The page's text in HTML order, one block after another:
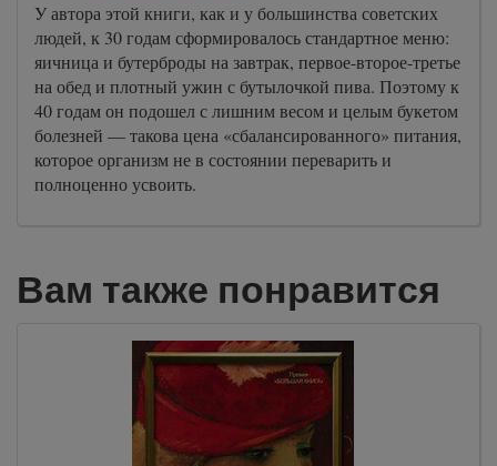
У автора этой книги, как и у большинства советских
людей, к 30 годам сформировалось стандартное меню:
яичница и бутерброды на завтрак, первое-второе-третье
на обед и плотный ужин с бутылочкой пива. Поэтому к
40 годам он подошел с лишним весом и целым букетом
болезней — такова цена «сбалансированного» питания,
которое организм не в состоянии переварить и
полноценно усвоить.
Вам также понравится